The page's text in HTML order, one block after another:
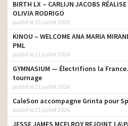
BIRTH LX – CARLIJN JACOBS
OLIVIA RODRIGO
publié le 23 juillet 2026
KINOU – WELCOME ANA MARIA
PML
publié le 21 juillet 2026
GYMNASIUM — Électrifions la
tournage
publié le 21 juillet 2026
CaleSon accompagne Grinta pour
publié le 21 juillet 2026
JESSE JAMES MCELROY REJOINT